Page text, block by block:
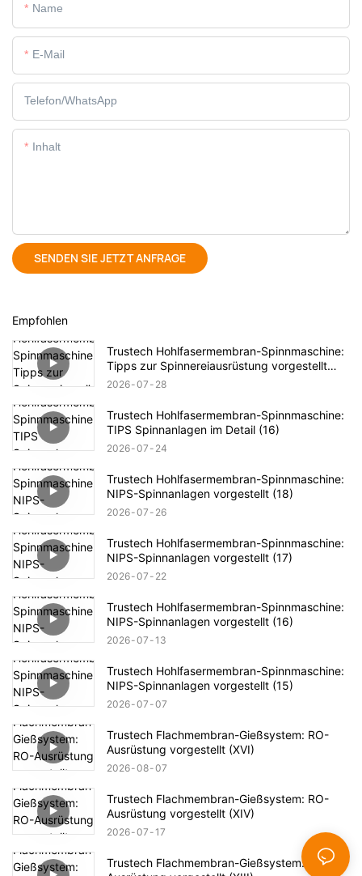
Name
E-Mail
Telefon/WhatsApp
Inhalt
SENDEN SIE JETZT ANFRAGE
Empfohlen
Trustech Hohlfasermembran-Spinnmaschine:
Tipps zur Spinnereiausrüstung vorgestellt
(17)
2026 07 28
Trustech Hohlfasermembran-Spinnmaschine:
TIPS Spinnanlagen im Detail (16)
2026 07 24
Trustech Hohlfasermembran-Spinnmaschine:
NIPS-Spinnanlagen vorgestellt (18)
2026 07 26
Trustech Hohlfasermembran-Spinnmaschine:
NIPS-Spinnanlagen vorgestellt (17)
2026 07 22
Trustech Hohlfasermembran-Spinnmaschine:
NIPS-Spinnanlagen vorgestellt (16)
2026 07 13
Trustech Hohlfasermembran-Spinnmaschine:
NIPS-Spinnanlagen vorgestellt (15)
2026 07 07
Trustech Flachmembran-Gießsystem: RO-
Ausrüstung vorgestellt (XVI)
2026 08 07
Trustech Flachmembran-Gießsystem: RO-
Ausrüstung vorgestellt (XIV)
2026 07 17
Trustech Flachmembran-Gießsystem: RO-